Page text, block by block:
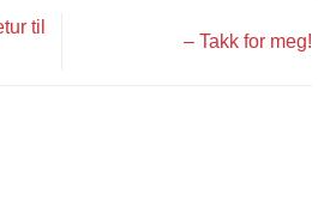
til
– Takk for meg!